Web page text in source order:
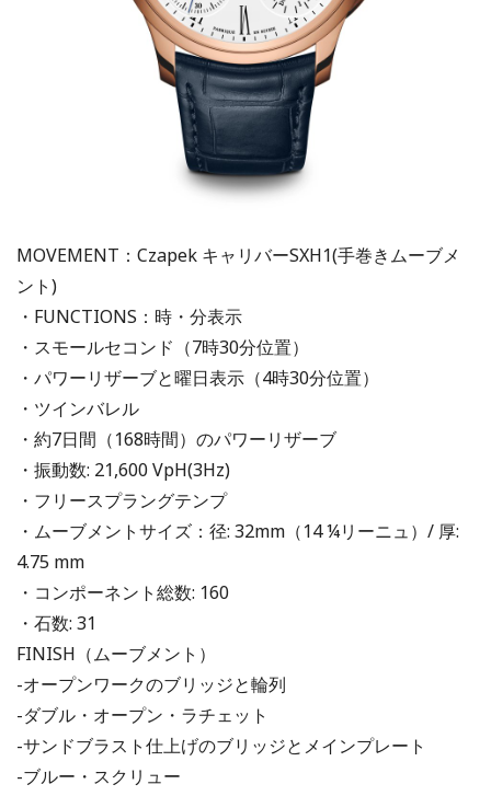
MOVEMENT：Czapek キャリバーSXH1(手巻きムーブメ
ント)
・FUNCTIONS：時・分表示
・スモールセコンド（7時30分位置）
・パワーリザーブと曜日表示（4時30分位置）
・ツインバレル
・約7日間（168時間）のパワーリザーブ
・振動数: 21,600 VpH(3Hz)
・フリースプラングテンプ
・ムーブメントサイズ：径: 32mm（14 ¼リーニュ）/ 厚:
4.75 mm
・コンポーネント総数: 160
・石数: 31
FINISH（ムーブメント）
-オープンワークのブリッジと輪列
-ダブル・オープン・ラチェット
-サンドブラスト仕上げのブリッジとメインプレート
-ブルー・スクリュー